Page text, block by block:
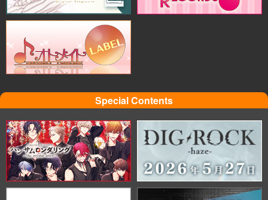
Special Contents